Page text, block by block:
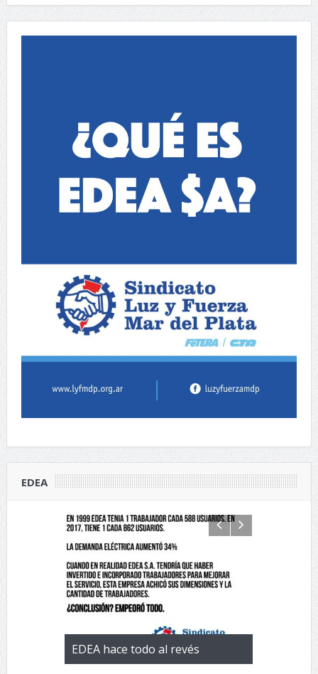
EDEA
EDEA hace todo al revés